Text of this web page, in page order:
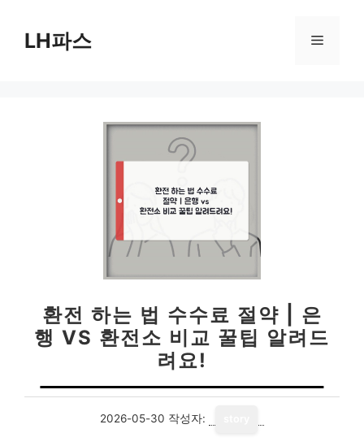
LH파스 메
환전 하는 법 수수료 절약 | 은
행 VS 환전소 비교 꿀팁 알려드
려요!
2026-05-30 작성자: